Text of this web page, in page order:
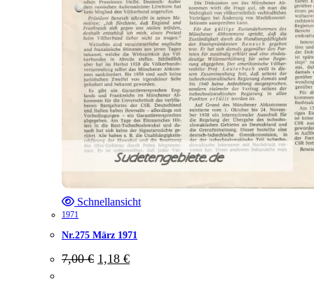
Schnellansicht
1971
Nr.275 März 1971
7,00€ Ursprünglicher
Preis
1,18 €Aktueller
Preis